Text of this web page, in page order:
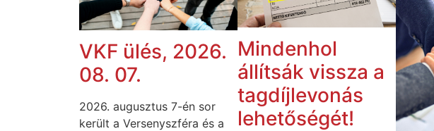
VKF ülés, 2026.
08. 07.
2026. augusztus 7-én sor
került a Versenyszféra és a
Mindenhol
állítsák vissza a
tagdíjlevonás
lehetőségét!